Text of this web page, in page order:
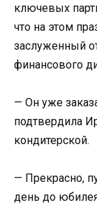
ключевых
что на этом
заслуженный
финансового
— Он уже
подтвердила
кондитерской.
— Прекрасно,
день до